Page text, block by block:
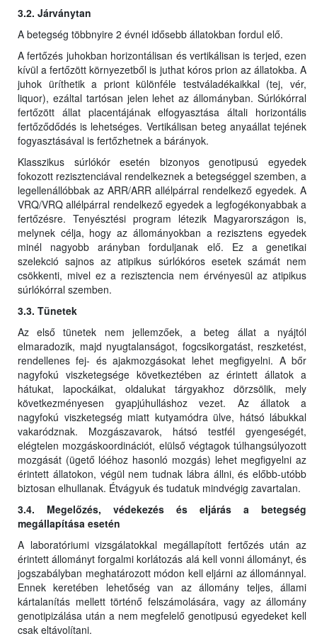
3.2. Járványtan
A betegség többnyire 2 évnél idősebb állatokban fordul elő.
A fertőzés juhokban horizontálisan és vertikálisan is terjed, ezen
kívül a fertőzött környezetből is juthat kóros prion az állatokba. A
juhok üríthetik a priont különféle testváladékaikkal (tej, vér,
liquor), ezáltal tartósan jelen lehet az állományban. Súrlókórral
fertőzött állat placentájának elfogyasztása általi horizontális
fertőződődés is lehetséges. Vertikálisan beteg anyaállat tejének
fogyasztásával is fertőzhetnek a bárányok.
Klasszikus súrlókór esetén bizonyos genotipusú egyedek
fokozott rezisztenciával rendelkeznek a betegséggel szemben, a
legellenállóbbak az ARR/ARR allélpárral rendelkező egyedek. A
VRQ/VRQ allélpárral rendelkező egyedek a legfogékonyabbak a
fertőzésre. Tenyésztési program létezik Magyarországon is,
melynek célja, hogy az állományokban a rezisztens egyedek
minél nagyobb arányban forduljanak elő. Ez a genetikai
szelekció sajnos az atipikus súrlókóros esetek számát nem
csökkenti, mivel ez a rezisztencia nem érvényesül az atipikus
súrlókórral szemben.
3.3. Tünetek
Az első tünetek nem jellemzőek, a beteg állat a nyájtól
elmaradozik, majd nyugtalanságot, fogcsikorgatást, reszketést,
rendellenes fej- és ajakmozgásokat lehet megfigyelni. A bőr
nagyfokú viszketegsége következtében az érintett állatok a
hátukat, lapockáikat, oldalukat tárgyakhoz dörzsölik, mely
következményesen gyapjúhulláshoz vezet. Az állatok a
nagyfokú viszketegség miatt kutyamódra ülve, hátsó lábukkal
vakaródznak. Mozgászavarok, hátsó testfél gyengeségét,
elégtelen mozgáskoordinációt, elülső végtagok túlhangsúlyozott
mozgását (ügető lóéhoz hasonló mozgás) lehet megfigyelni az
érintett állatokon, végül nem tudnak lábra állni, és előbb-utóbb
biztosan elhullanak. Étvágyuk és tudatuk mindvégig zavartalan.
3.4. Megelőzés, védekezés és eljárás a betegség
megállapítása esetén
A laboratóriumi vizsgálatokkal megállapított fertőzés után az
érintett állományt forgalmi korlátozás alá kell vonni állományt, és
jogszabályban meghatározott módon kell eljárni az állománnyal.
Ennek keretében lehetőség van az állomány teljes, állami
kártalanítás mellett történő felszámolására, vagy az állomány
genotipizálása után a nem megfelelő genotipusú egyedeket kell
csak eltávolítani.